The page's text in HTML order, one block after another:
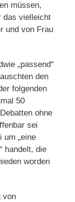
müssen,
das vielleicht
und von Frau
„passend“
den
folgenden
50
ohne
sei
um „eine
handelt, die
worden
von